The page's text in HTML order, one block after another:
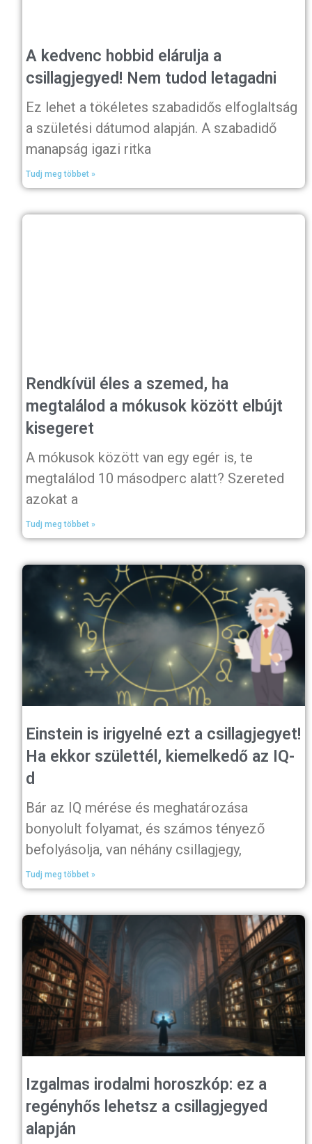
A kedvenc hobbid elárulja a
csillagjegyed! Nem tudod letagadni
Ez lehet a tökéletes szabadidős elfoglaltság
a születési dátumod alapján. A szabadidő
manapság igazi ritka
Tudj meg többet »
Rendkívül éles a szemed, ha
megtalálod a mókusok között elbújt
kisegeret
A mókusok között van egy egér is, te
megtalálod 10 másodperc alatt? Szereted
azokat a
Tudj meg többet »
Einstein is irigyelné ezt a csillagjegyet!
Ha ekkor születtél, kiemelkedő az IQ-
d
Bár az IQ mérése és meghatározása
bonyolult folyamat, és számos tényező
befolyásolja, van néhány csillagjegy,
Tudj meg többet »
Izgalmas irodalmi horoszkóp: ez a
regényhős lehetsz a csillagjegyed
alapján